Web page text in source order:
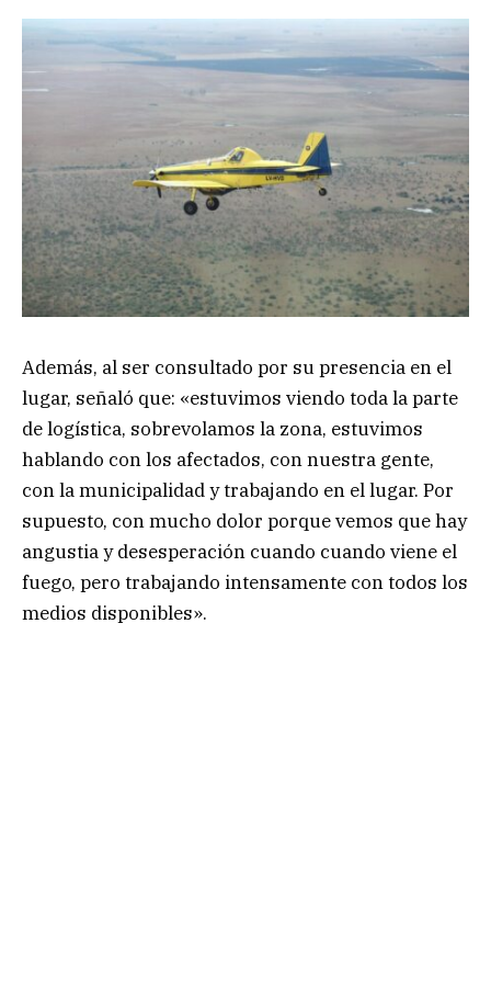
Además, al ser consultado por su presencia en el
lugar, señaló que: «estuvimos viendo toda la parte
de logística, sobrevolamos la zona, estuvimos
hablando con los afectados, con nuestra gente,
con la municipalidad y trabajando en el lugar. Por
supuesto, con mucho dolor porque vemos que hay
angustia y desesperación cuando cuando viene el
fuego, pero trabajando intensamente con todos los
medios disponibles».